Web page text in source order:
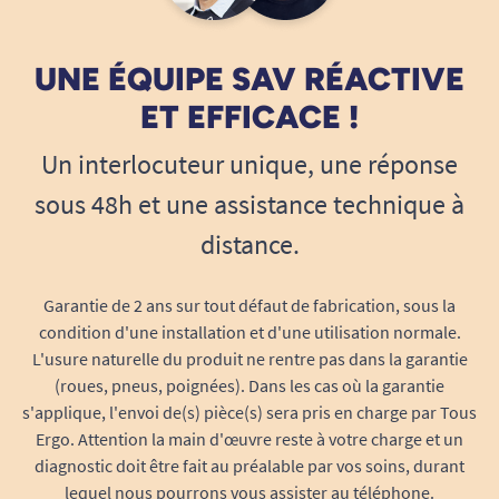
passer d'une pièce à l'autre, pour enfin se placer
S'il s'avère que la livraison est impossible, Tous
ergo ne pourra être tenu responsable. Une
livraison avec équipement spécifique (nacelle,
monte charge...) pourra être organisée mais avec
supplément (sur devis).
Un doute avant de passer commande ?
Contactez notre service client.
Le forfait installation n'est disponible que pour
la France métropolitaine. Le service ne pourra
pas être assuré dans les DOM-TOM ou à
l'étranger.
et ont respecté l'horaire annoncé. Mais le pauvre gars
n'y était pas. Heureusement le SAV de tousergo est
intervenu très très rapidement
25/09/2021
Livraison OK mais installation insuffisante. J'ai dû
mettre seule les coussins.
A. Anonymous
02/08/2021
Pas de jugeote, le fil électrique aurait pu être passé
derrière la table de nuit afin d'éviter de se prendre les
pieds dedans
UNE ÉQUIPE SAV RÉACTIVE
ET EFFICACE !
Un interlocuteur unique, une réponse
sous 48h et une assistance technique à
distance.
Garantie de 2 ans sur tout défaut de fabrication, sous la
condition d'une installation et d'une utilisation normale.
L'usure naturelle du produit ne rentre pas dans la garantie
(roues, pneus, poignées). Dans les cas où la garantie
s'applique, l'envoi de(s) pièce(s) sera pris en charge par Tous
Ergo. Attention la main d'œuvre reste à votre charge et un
diagnostic doit être fait au préalable par vos soins, durant
lequel nous pourrons vous assister au téléphone.